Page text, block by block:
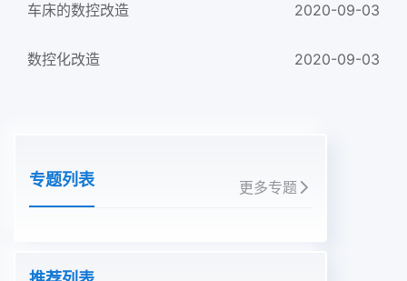
车床的数控改造 2020-09-03
数控化改造 2020-09-03
专题列表 更多专题